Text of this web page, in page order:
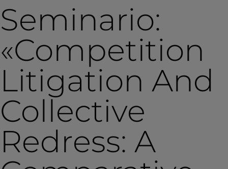
Seminario:
«Competition
Litigation And
Collective
Redress: A